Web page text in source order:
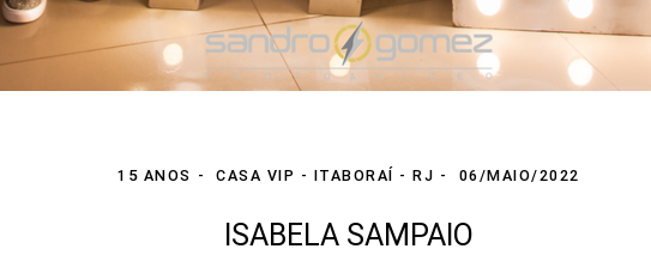
15 ANOS CASA VIP - ITABORAÍ - RJ 06/MAIO/2022
ISABELA SAMPAIO